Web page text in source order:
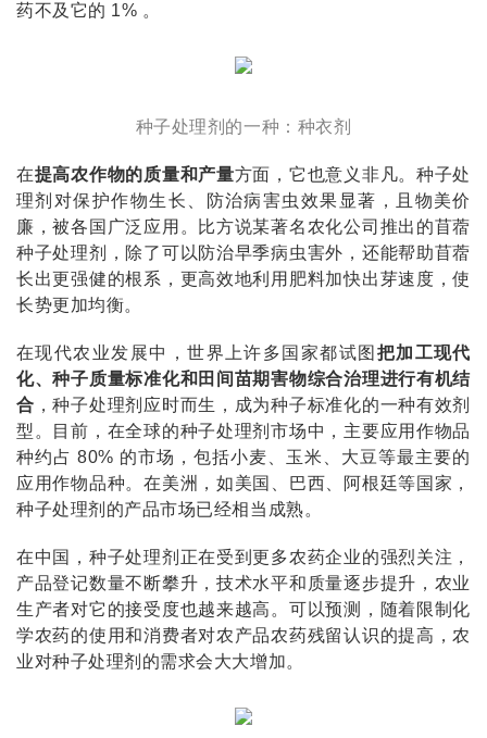
药不及它的 1% 。
种子处理剂的一种：种衣剂
在提高农作物的质量和产量方面，它也意义非凡。种子处
理剂对保护作物生长、防治病害虫效果显著，且物美价
廉，被各国广泛应用。比方说某著名农化公司推出的苜蓿
种子处理剂，除了可以防治早季病虫害外，还能帮助苜蓿
长出更强健的根系，更高效地利用肥料加快出芽速度，使
长势更加均衡。
在现代农业发展中，世界上许多国家都试图 把加工现代
化、种子质量标准化和田间苗期害物综合治理进行有机结
合 ，种子处理剂应时而生，成为种子标准化的一种有效剂
型。目前，在全球的种子处理剂市场中，主要应用作物品
种约占80% 的市场，包括小麦、玉米、大豆等最主要的
应用作物品种。在美洲，如美国、巴西、阿根廷等国家，
种子处理剂的产品市场已经相当成熟。
在中国，种子处理剂正在受到更多农药企业的强烈关注，
产品登记数量不断攀升，技术水平和质量逐步提升，农业
生产者对它的接受度也越来越高。可以预测，随着限制化
学农药的使用和消费者对农产品农药残留认识的提高，农
业对种子处理剂的需求会大大增加。